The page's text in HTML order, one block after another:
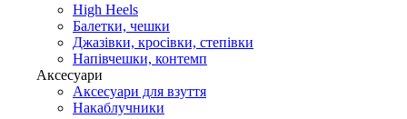
High Heels
Балетки, чешки
Джазівки, кросівки, степівки
Напівчешки, контемп
Аксесуари
Аксесуари для взуття
Накаблучники